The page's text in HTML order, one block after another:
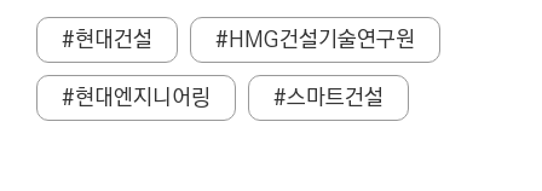
#현대건설
#HMG건설기술연구원
#현대엔지니어링
#스마트건설